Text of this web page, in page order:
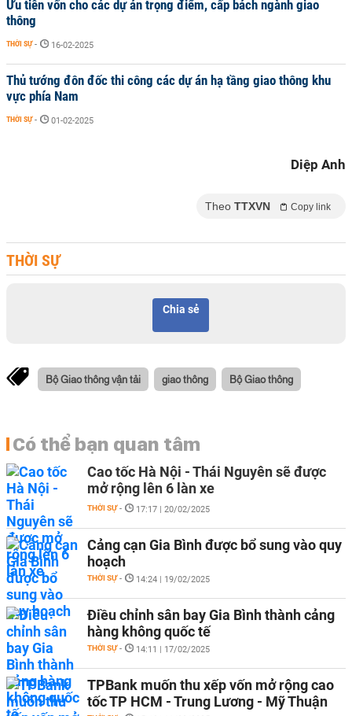
Ưu tiên vốn cho các dự án trọng điểm, cấp bách ngành giao
thông
THỜI SỰ - 16-02-2025
Thủ tướng đôn đốc thi công các dự án hạ tầng giao thông khu
vực phía Nam
THỜI SỰ - 01-02-2025
Diệp Anh
Theo TTXVN Copy link
THỜI SỰ
Chia sẻ
Bộ Giao thông vận tải giao thông Bộ Giao thông
Có thể bạn quan tâm
Cao tốc Hà Nội - Thái Nguyên sẽ được
mở rộng lên 6 làn xe
THỜI SỰ - 17:17 | 20/02/2025
Cảng cạn Gia Bình được bổ sung vào quy
hoạch
THỜI SỰ - 14:24 | 19/02/2025
Điều chỉnh sân bay Gia Bình thành cảng
hàng không quốc tế
THỜI SỰ - 14:11 | 17/02/2025
TPBank muốn thu xếp vốn mở rộng cao
tốc TP HCM - Trung Lương - Mỹ Thuận